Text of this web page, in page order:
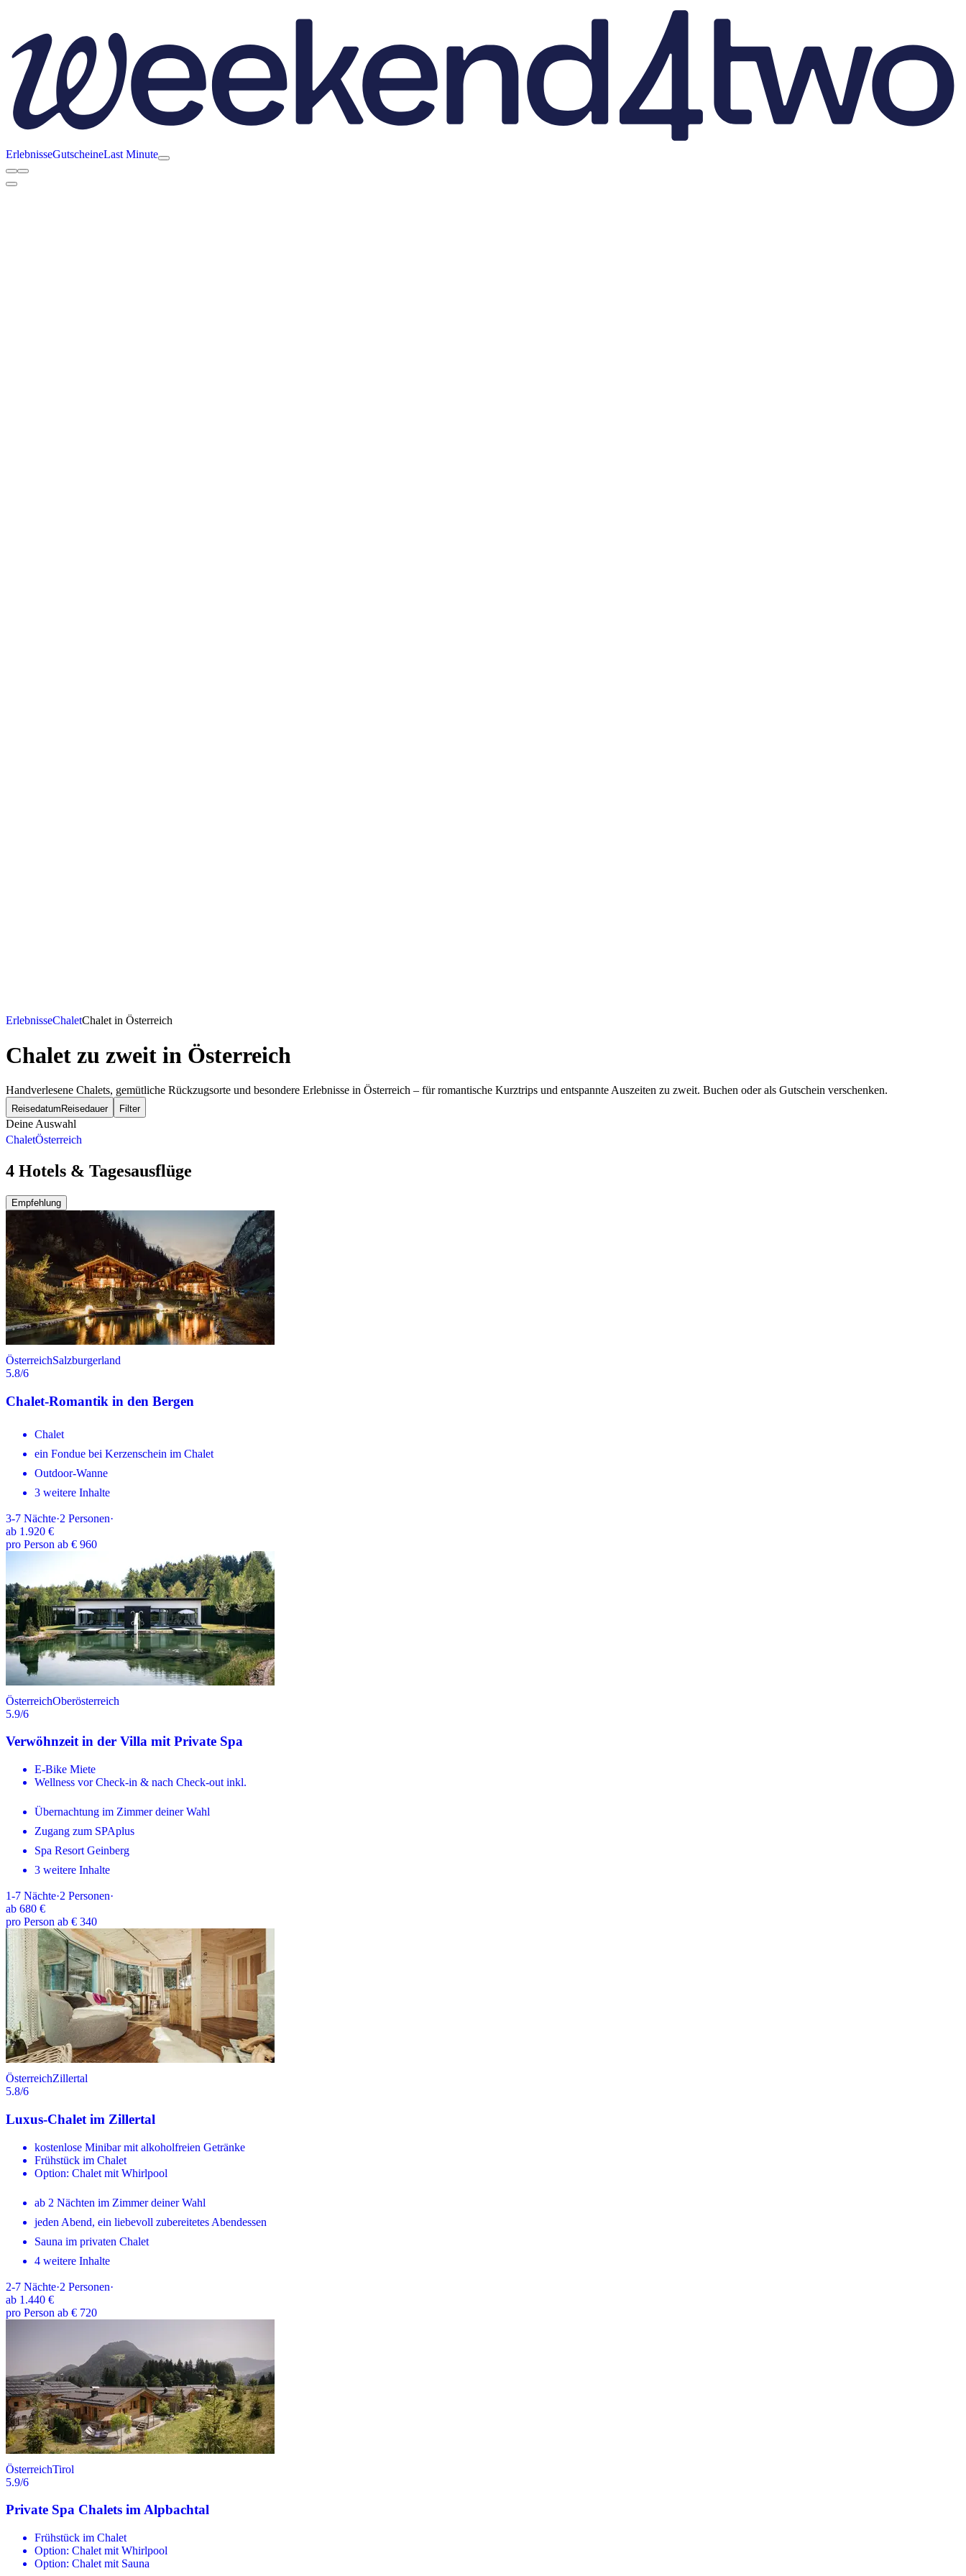
ErlebnisseGutscheineLast Minute
ErlebnisseChaletChalet in Österreich
Chalet zu zweit in Österreich
Handverlesene Chalets, gemütliche Rückzugsorte und besondere Erlebnisse in Österreich – für romantische Kurztrips und entspannte Auszeiten zu zweit. Buchen oder als Gutschein verschenken.
Reisedatum Reisedauer Filter
Deine Auswahl
ChaletÖsterreich
4 Hotels & Tagesausflüge
Empfehlung
ÖsterreichSalzburgerland
5.8/6
Chalet-Romantik in den Bergen
Chalet
ein Fondue bei Kerzenschein im Chalet
Outdoor-Wanne
3 weitere Inhalte
3-7 Nächte·2 Personen·
ab 1.920 €
pro Person ab € 960
ÖsterreichOberösterreich
5.9/6
Verwöhnzeit in der Villa mit Private Spa
E-Bike Miete
Wellness vor Check-in & nach Check-out inkl.
Übernachtung im Zimmer deiner Wahl
Zugang zum SPAplus
Spa Resort Geinberg
3 weitere Inhalte
1-7 Nächte·2 Personen·
ab 680 €
pro Person ab € 340
ÖsterreichZillertal
5.8/6
Luxus-Chalet im Zillertal
kostenlose Minibar mit alkoholfreien Getränke
Frühstück im Chalet
Option: Chalet mit Whirlpool
ab 2 Nächten im Zimmer deiner Wahl
jeden Abend, ein liebevoll zubereitetes Abendessen
Sauna im privaten Chalet
4 weitere Inhalte
2-7 Nächte·2 Personen·
ab 1.440 €
pro Person ab € 720
ÖsterreichTirol
5.9/6
Private Spa Chalets im Alpbachtal
Frühstück im Chalet
Option: Chalet mit Whirlpool
Option: Chalet mit Sauna